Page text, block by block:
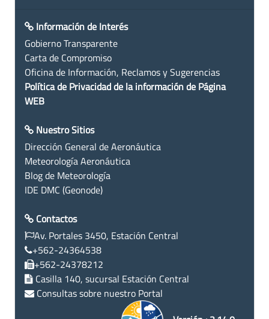
Información de Interés
Gobierno Transparente
Carta de Compromiso
Oficina de Información, Reclamos y Sugerencias
Política de Privacidad de la información de Página
WEB
Nuestro Sitios
Dirección General de Aeronáutica
Meteorología Aeronáutica
Blog de Meteorología
IDE DMC (Geonode)
Contactos
Av. Portales 3450, Estación Central
+562-24364538
+562-24378212
Casilla 140, sucursal Estación Central
Consultas sobre nuestro Portal